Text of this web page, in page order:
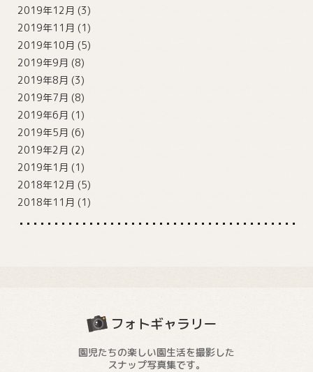
2019年12月 (3)
2019年11月 (1)
2019年10月 (5)
2019年9月 (8)
2019年8月 (3)
2019年7月 (8)
2019年6月 (1)
2019年5月 (6)
2019年2月 (2)
2019年1月 (1)
2018年12月 (5)
2018年11月 (1)
フォトギャラリー
園児たちの楽しい園生活を撮影した
スナップ写真集です。